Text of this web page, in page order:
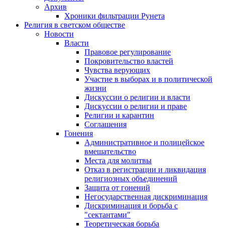
Архив
Хроники фильтрации Рунета
Религия в светском обществе
Новости
Власти
Правовое регулирование
Покровительство властей
Чувства верующих
Участие в выборах и в политической
жизни
Дискуссии о религии и власти
Дискуссии о религии и праве
Религии и карантин
Соглашения
Гонения
Административное и полицейское
вмешательство
Места для молитвы
Отказ в регистрации и ликвидация
религиозных объединений
Защита от гонений
Негосударственная дискриминация
Дискриминация и борьба с
"сектантами"
Теоретическая борьба